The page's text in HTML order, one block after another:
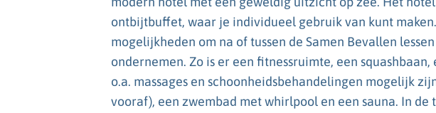
ontbijtbuffet, waar je individueel gebruik van kunt
mogelijkheden om na of tussen de Samen Bevallen
ondernemen. Zo is er een fitnessruimte, een
o.a. massages en schoonheidsbehandelingen mogelijk
vooraf), een zwembad met whirlpool en een sauna. In